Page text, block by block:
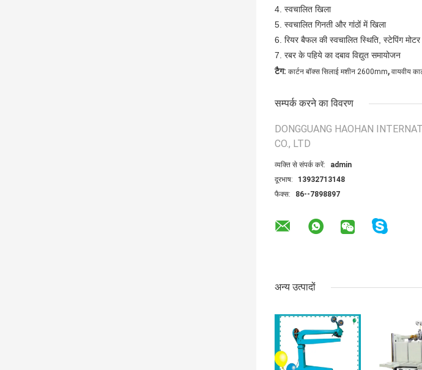
4. स्वचालित खिला
5. स्वचालित गिनती और गांठों में खिला
6. रियर बैफल की स्वचालित स्थिति, स्टेपिंग
7. रबर के पहिये का दबाव विद्युत समायोजन
टैग: कार्टन बॉक्स सिलाई मशीन 2600mm, वायवीय
सम्पर्क करने का विवरण
DONGGUANG HAOHAN
CO., LTD
व्यक्ति से संपर्क करें:
admin
दूरभाष:
13932713148
फैक्स:
86--7898897
अन्य उत्पादों